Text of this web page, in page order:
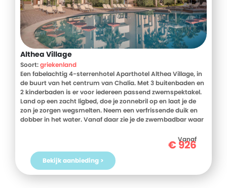
Althea Village
Soort:griekenland
Een fabelachtig 4-sterrenhotel Aparthotel Althea Village, in
de buurt van het centrum van Chalia. Met 3 buitenbaden en
2 kinderbaden is er voor iedereen passend zwemspektakel.
Land op een zacht ligbed, doe je zonnebril op en laat je de
zon je zorgen wegsmelten. Neem een verfrissende duik en
dobber in het water. Vanaf daar zie je de zwembadbar waar
zonneterras nog aangenamer te maken. In de wellness laat
je nog even de laatste zorgen wegmasseren om vervolgens
bij de snackbar een tussendoortje te scoren. Zet daarna alle
extra calorieën om in spierkracht of laat de energie de vrije
loop tijdens een potje tennis. De smakelijkheden uit het
Vanaf
€926
Bekijk aanbieding >